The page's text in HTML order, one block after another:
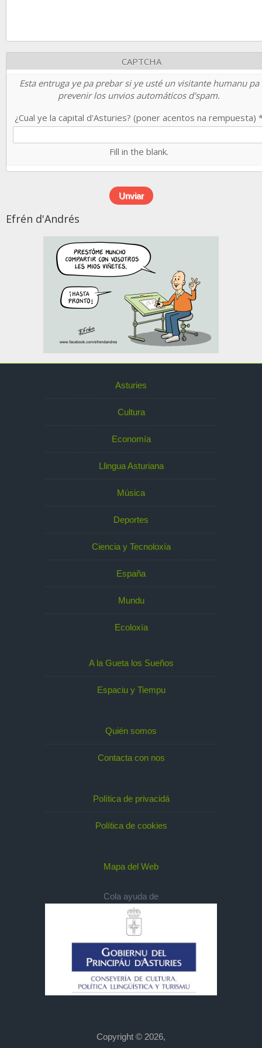
CAPTCHA
Esta entruga ye pa prebar si ye usté un visitante humanu pa
prevenir los unvios automáticos d'spam.
¿Cual ye la capital d'Asturies? (poner acentos na rempuesta)
Fill in the blank.
Efrén d'Andrés
Asturies
Cultura
Economía
Llingua Asturiana
Música
Deportes
Ciencia y Tecnoloxía
España
Mundu
Ecoloxía
A la Gueta los Sueños
Espaciu y Tiempu
Quién somos
Contacta con nos
Política de privacidá
Política de cookies
Mapa del Web
Cola ayuda de
Copyright © 2026,